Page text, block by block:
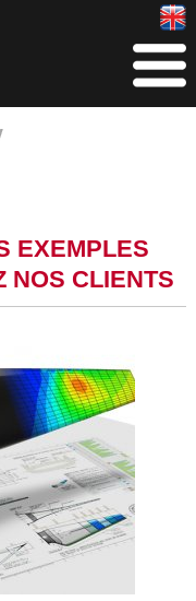
EXEMPLES
NOS CLIENTS